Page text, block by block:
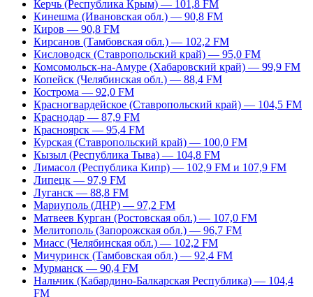
Керчь (Республика Крым) — 101,8 FM
Кинешма (Ивановская обл.) — 90,8 FM
Киров — 90,8 FM
Кирсанов (Тамбовская обл.) — 102,2 FM
Кисловодск (Ставропольский край) — 95,0 FM
Комсомольск-на-Амуре (Хабаровский край) — 99,9 FM
Копейск (Челябинская обл.) — 88,4 FM
Кострома — 92,0 FM
Красногвардейское (Ставропольский край) — 104,5 FM
Краснодар — 87,9 FM
Красноярск — 95,4 FM
Курская (Ставропольский край) — 100,0 FM
Кызыл (Республика Тыва) — 104,8 FM
Лимасол (Республика Кипр) — 102,9 FM и 107,9 FM
Липецк — 97,9 FM
Луганск — 88,8 FM
Мариуполь (ДНР) — 97,2 FM
Матвеев Курган (Ростовская обл.) — 107,0 FM
Мелитополь (Запорожская обл.) — 96,7 FM
Миасс (Челябинская обл.) — 102,2 FM
Мичуринск (Тамбовская обл.) — 92,4 FM
Мурманск — 90,4 FM
Нальчик (Кабардино-Балкарская Республика) — 104,4
FM